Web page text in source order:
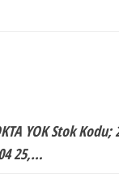
YOK Stok
25,…